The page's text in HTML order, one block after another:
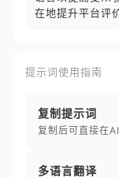
在地提升平台评
提示词使用指南
复制提示词
复制后可直接在
多语言翻译